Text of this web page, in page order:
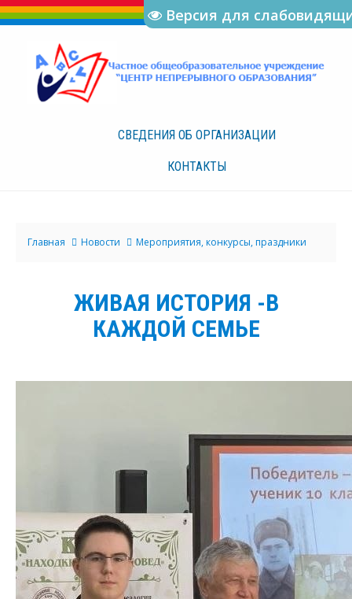
Версия для
СВЕДЕНИЯ ОБ ОРГАНИЗАЦИИ
КОНТАКТЫ
Главная Новости Мероприятия, конкурсы, праздники
ЖИВАЯ ИСТОРИЯ -В
КАЖДОЙ СЕМЬЕ